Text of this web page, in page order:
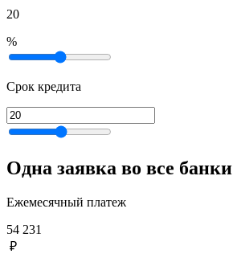
20
%
Срок кредита
Одна заявка во все банки
Ежемесячный платеж
54 231
₽